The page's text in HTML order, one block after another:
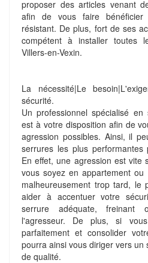
proposer des articles venant
afin de vous faire
résistant. De plus, fort de ses
compétent à installer toutes
Villers-en-Vexin.
La nécessité|Le
sécurité.
Un professionnel spécialisé en
est à votre disposition afin de
agression possibles. Ainsi, il
serrures les plus
En effet, une agression est vite
vous soyez en appartement
malheureusement trop tard, le
aider à accentuer votre
serrure adéquate, freinant
l'agresseur. De plus, si
parfaitement et consolider
pourra ainsi vous diriger vers
de qualité.